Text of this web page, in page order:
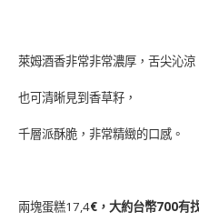
萊姆酒香非常非常濃厚，舌尖沁涼
也可清晰見到香草籽，
千層派酥脆，非常精緻的口感。
兩塊蛋糕17,4€，大約台幣700有